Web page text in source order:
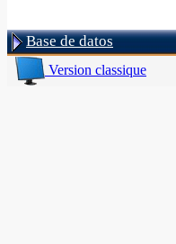
Base de datos
Version classique